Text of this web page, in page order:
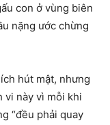
con ở vùng biên
nặng ước chừng
hút mật, nhưng
vi này vì mỗi khi
“đều phải quay